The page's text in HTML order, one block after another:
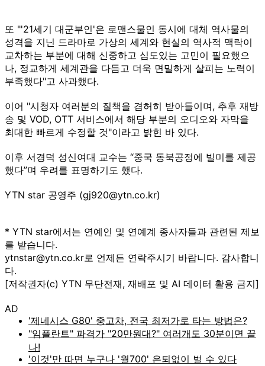
또 "'21세기 대군부인'은 로맨스물인 동시에 대체 역사물의
성격을 지닌 드라마로 가상의 세계와 현실의 역사적 맥락이
교차하는 부분에 대해 신중하고 심도있는 고민이 필요했으
나, 정교하게 세계관을 다듬고 더욱 면밀하게 살피는 노력이
부족했다"고 사과했다.
이어 "시청자 여러분의 질책을 겸허히 받아들이며, 추후 재방
송 및 VOD, OTT 서비스에서 해당 부분의 오디오와 자막을
최대한 빠르게 수정할 것"이라고 밝힌 바 있다.
이후 서경덕 성신여대 교수는 “중국 동북공정에 빌미를 제공
했다”며 우려를 표명하기도 했다.
YTN star 공영주 (gj920@ytn.co.kr)
* YTN star에서는 연예인 및 연예계 종사자들과 관련된 제보
를 받습니다.
ytnstar@ytn.co.kr로 언제든 연락주시기 바랍니다. 감사합니
다.
[저작권자(c) YTN 무단전재, 재배포 및 AI 데이터 활용 금지]
AD